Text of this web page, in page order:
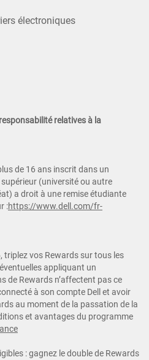
électroniques
relatives à la
de 16 ans inscrit dans un
(université ou autre
a droit à une remise étudiante
:https://www.dell.com/fr-
vos Rewards sur tous les
appliquant un
de Rewards n’affectent pas ce
à son compte Dell et avoir
au moment de la passation de la
et avantages du programme
: gagnez le double de Rewards